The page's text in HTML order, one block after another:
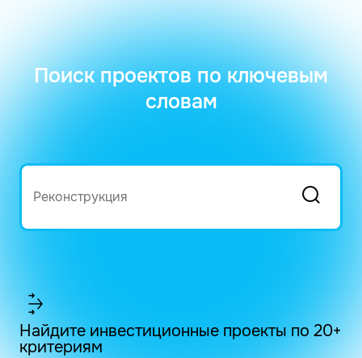
Поиск проектов по ключевым
словам
Найдите инвестиционные проекты по 20+
критериям